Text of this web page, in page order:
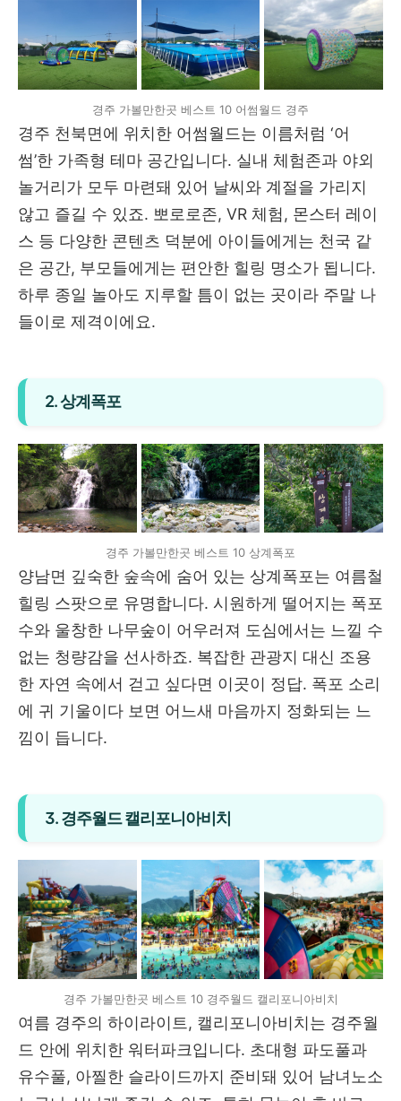
경주 가볼만한곳 베스트 10 어썸월드 경주
경주 천북면에 위치한 어썸월드는 이름처럼 ‘어
썸’한 가족형 테마 공간입니다. 실내 체험존과 야외
놀거리가 모두 마련돼 있어 날씨와 계절을 가리지
않고 즐길 수 있죠. 뽀로로존, VR 체험, 몬스터 레이
스 등 다양한 콘텐츠 덕분에 아이들에게는 천국 같
은 공간, 부모들에게는 편안한 힐링 명소가 됩니다.
하루 종일 놀아도 지루할 틈이 없는 곳이라 주말 나
들이로 제격이에요.
2. 상계폭포
경주 가볼만한곳 베스트 10 상계폭포
양남면 깊숙한 숲속에 숨어 있는 상계폭포는 여름철
힐링 스팟으로 유명합니다. 시원하게 떨어지는 폭포
수와 울창한 나무숲이 어우러져 도심에서는 느낄 수
없는 청량감을 선사하죠. 복잡한 관광지 대신 조용
한 자연 속에서 걷고 싶다면 이곳이 정답. 폭포 소리
에 귀 기울이다 보면 어느새 마음까지 정화되는 느
낌이 듭니다.
3. 경주월드 캘리포니아비치
경주 가볼만한곳 베스트 10 경주월드 캘리포니아비치
여름 경주의 하이라이트, 캘리포니아비치는 경주월
드 안에 위치한 워터파크입니다. 초대형 파도풀과
유수풀, 아찔한 슬라이드까지 준비돼 있어 남녀노소